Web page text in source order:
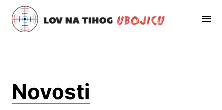
Novosti